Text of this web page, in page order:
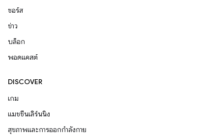
ซอร์ส
ข่าว
บล็อก
พอดแคสต์
DISCOVER
เกม
แมชชีนเลิร์นนิง
สุขภาพและการออกกำลังกาย